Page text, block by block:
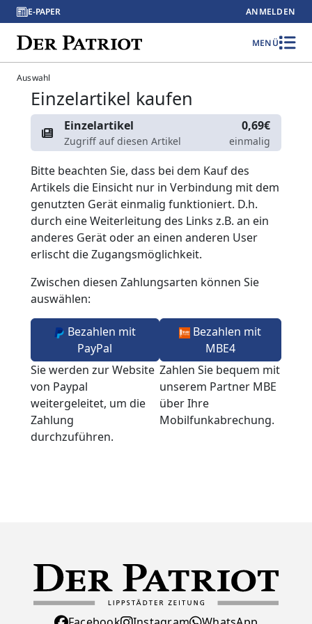
E-PAPER ANMELDEN
MENÜ
Auswahl
Einzelartikel kaufen
Einzelartikel
Zugriff auf diesen Artikel
0,69€
einmalig
Bitte beachten Sie, dass bei dem Kauf des
Artikels die Einsicht nur in Verbindung mit dem
genutzten Gerät einmalig funktioniert. D.h.
durch eine Weiterleitung des Links z.B. an ein
anderes Gerät oder an einen anderen User
erlischt die Zugangsmöglichkeit.
Zwischen diesen Zahlungsarten können Sie
auswählen:
Bezahlen mit
PayPal
Sie werden zur Website
von Paypal
weitergeleitet, um die
Zahlung
durchzuführen.
Bezahlen mit
MBE4
Zahlen Sie bequem mit
unserem Partner MBE
über Ihre
Mobilfunkabrechung.